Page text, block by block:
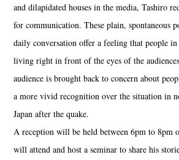
and dilapidated houses in the media, Tashiro
for communication. These plain, spontaneous
daily conversation offer a feeling that people in
living right in front of the eyes of the
audience is brought back to concern about
a more vivid recognition over the situation in
Japan after the quake.
A reception will be held between 6pm to 8pm
will attend and host a seminar to share his